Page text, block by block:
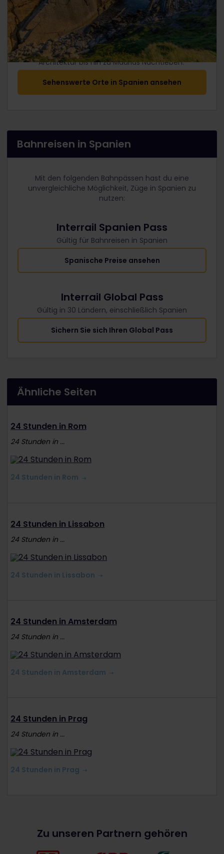
Erkunde alles, was Spanien zu bieten hat - von Gaudis
Architektur bis hin zu Madrids Nachtleben.
Sehenswerte Orte in Spanien ansehen
Bahnreisen in Spanien
Mit den folgenden Bahnpässen hast du eine
unvergleichliche Möglichkeit, Züge in Spanien zu
nutzen:
Interrail Spanien Pass
Gültig für Bahnreisen in Spanien
Spanische Preise ansehen
Interrail Global Pass
Gültig in 30 Ländern, einschließlich Spanien
Sichern Sie sich Ihren Global Pass
Ähnliche Seiten
24 Stunden in Rom
24 Stunden in ...
24 Stunden in Rom
24 Stunden in Lissabon
24 Stunden in ...
24 Stunden in Lissabon
24 Stunden in Amsterdam
24 Stunden in ...
24 Stunden in Amsterdam
24 Stunden in Prag
24 Stunden in ...
24 Stunden in Prag
Zu unseren Partnern gehören